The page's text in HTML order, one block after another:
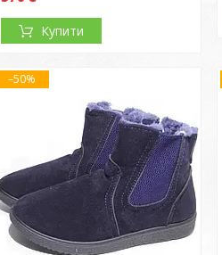
Купити
–50%